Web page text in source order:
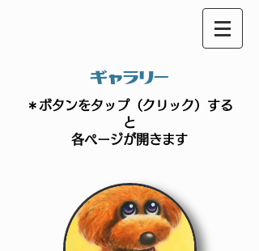
ギャラリー
＊ボタンをタップ（クリック）する
と
​各ページが開きます